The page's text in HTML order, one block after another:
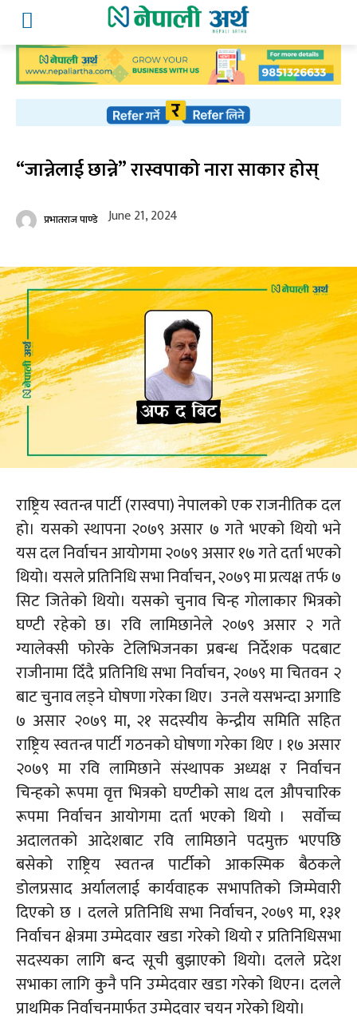
“जान्नेलाई छान्ने” रास्वपाको नारा साकार होस्
प्रभातराज पाण्डे June 21, 2024
राष्ट्रिय स्वतन्त्र पार्टी(रास्वपा)नेपालको एक राजनीतिक दल
हो। यसको स्थापना २०७९ असार ७ गते भएको थियो भने
यस दल निर्वाचन आयोगमा २०७९ असार १७ गते दर्ता भएको
थियो। यसले प्रतिनिधि सभा निर्वाचन, २०७९ मा प्रत्यक्ष तर्फ ७
सिट जितेको थियो। यसको चुनाव चिन्ह गोलाकार भित्रको
घण्टी रहेको छ। रवि लामिछानेले २०७९ असार २ गते
ग्यालेक्सी फोरकेटेलिभिजनका प्रबन्ध निर्देशक पदबाट
राजीनामा दिँदै प्रतिनिधि सभा निर्वाचन, २०७९ मा चितवन २
बाट चुनाव लड्ने घोषणा गरेका थिए। उनले यसभन्दा अगाडि
७ असार २०७९ मा, २१ सदस्यीय केन्द्रीय समिति सहित
राष्ट्रिय स्वतन्त्र पार्टी गठनको घोषणा गरेका थिए । १७ असार
२०७९ मा रवि लामिछाने संस्थापक अध्यक्ष र निर्वाचन
चिन्हको रूपमा वृत्त भित्रको घण्टीको साथ दल औपचारिक
रूपमा निर्वाचन आयोगमा दर्ता भएको थियो । सर्वोच्च
अदालतको आदेशबाट रवि लामिछाने पदमुक्त भएपछि
बसेको राष्ट्रिय स्वतन्त्र पार्टीको आकस्मिक बैठकले
डोलप्रसाद अर्याललाई कार्यवाहक सभापतिको जिम्मेवारी
दिएको छ । दलले प्रतिनिधि सभा निर्वाचन, २०७९ मा, १३१
निर्वाचन क्षेत्रमा उम्मेदवार खडा गरेको थियो र प्रतिनिधिसभा
सदस्यका लागि बन्द सूची बुझाएको थियो। दलले प्रदेश
सभाका लागि कुनै पनि उम्मेदवार खडा गरेको थिएन। दलले
प्राथमिक निर्वाचनमार्फत उम्मेदवार चयन गरेको थियो।